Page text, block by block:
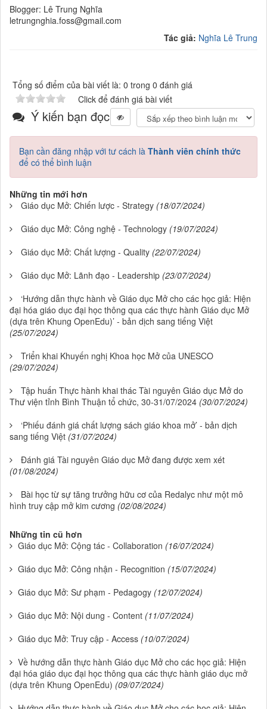
Blogger: Lê Trung Nghĩa
letrungnghia.foss@gmail.com
Tác giả: Nghĩa Lê Trung
Tổng số điểm của bài viết là: 0 trong 0 đánh giá
Click để đánh giá bài viết
Ý kiến bạn đọc
Bạn cần đăng nhập với tư cách là Thành viên chính thức
để có thể bình luận
Những tin mới hơn
Giáo dục Mở: Chiến lược - Strategy (18/07/2024)
Giáo dục Mở: Công nghệ - Technology (19/07/2024)
Giáo dục Mở: Chất lượng - Quality (22/07/2024)
Giáo dục Mở: Lãnh đạo - Leadership (23/07/2024)
‘Hướng dẫn thực hành về Giáo dục Mở cho các học giả: Hiện
đại hóa giáo dục đại học thông qua các thực hành Giáo dục Mở
(dựa trên Khung OpenEdu)’ - bản dịch sang tiếng Việt
(25/07/2024)
Triển khai Khuyến nghị Khoa học Mở của UNESCO
(29/07/2024)
Tập huấn Thực hành khai thác Tài nguyên Giáo dục Mở do
Thư viện tỉnh Bình Thuận tổ chức, 30-31/07/2024 (30/07/2024)
‘Phiếu đánh giá chất lượng sách giáo khoa mở’ - bản dịch
sang tiếng Việt (31/07/2024)
Đánh giá Tài nguyên Giáo dục Mở đang được xem xét
(01/08/2024)
Bài học từ sự tăng trưởng hữu cơ của Redalyc như một mô
hình truy cập mở kim cương (02/08/2024)
Những tin cũ hơn
Giáo dục Mở: Cộng tác - Collaboration (16/07/2024)
Giáo dục Mở: Công nhận - Recognition (15/07/2024)
Giáo dục Mở: Sư phạm - Pedagogy (12/07/2024)
Giáo dục Mở: Nội dung - Content (11/07/2024)
Giáo dục Mở: Truy cập - Access (10/07/2024)
Về hướng dẫn thực hành Giáo dục Mở cho các học giả: Hiện
đại hóa giáo dục đại học thông qua các thực hành giáo dục mở
(dựa trên Khung OpenEdu) (09/07/2024)